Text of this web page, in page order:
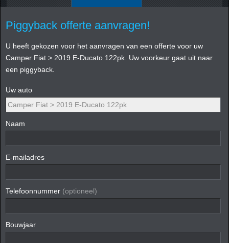
Piggyback offerte aanvragen!
U heeft gekozen voor het aanvragen van een offerte voor uw
Camper Fiat > 2019 E-Ducato 122pk. Uw voorkeur gaat uit naar
een piggyback.
Uw auto
Naam
E-mailadres
Telefoonnummer (optioneel)
Bouwjaar